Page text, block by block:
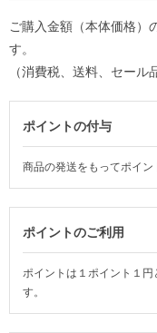
ご購入金額（本体価格）
す。
（消費税、送料、セール
ポイントの付与
商品の発送をもってポイン
ポイントのご利用
ポイントは１ポイント１
す。